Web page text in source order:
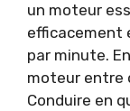
un moteur
efficacement
par minute.
moteur entre
Conduire en